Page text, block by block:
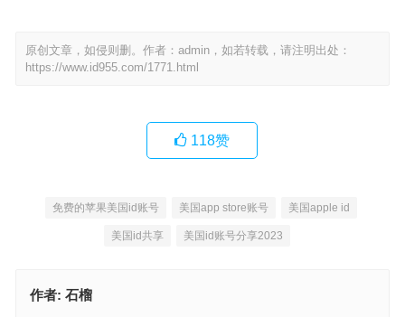
原创文章，如侵则删。作者：admin，如若转载，请注明出处：
https://www.id955.com/1771.html
118赞
免费的苹果美国id账号 美国app store账号 美国apple id
美国id共享 美国id账号分享2023
作者: 石榴